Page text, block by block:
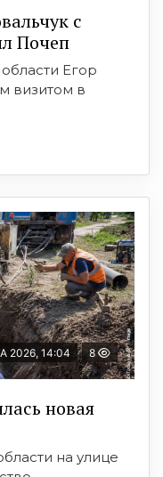
с
Почеп
Егор
визитом в
2026, 14:04 8
новая
на улице